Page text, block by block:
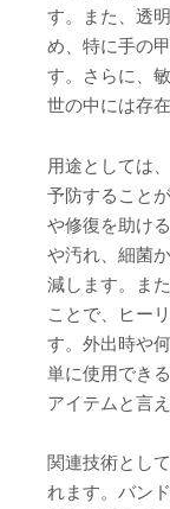
す。また、透
め、特に手の
す。さらに、
世の中には存在
用途としては
予防すること
や修復を助け
や汚れ、細菌
減します。ま
ことで、ヒー
す。外出時や
単に使用でき
アイテムと言え
関連技術とし
れます。バン